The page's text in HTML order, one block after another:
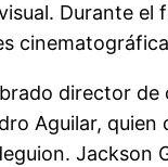
Durante
director
Aguilar,
guion. Jackson